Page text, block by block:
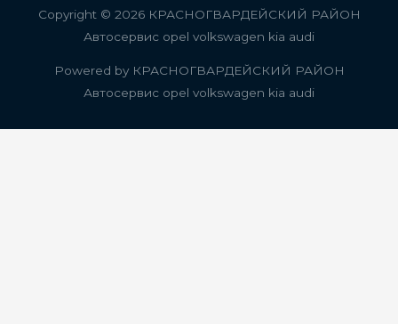
Copyright © 2026 КРАСНОГВАРДЕЙСКИЙ РАЙОН
Автосервис opel volkswagen kia audi
Powered by КРАСНОГВАРДЕЙСКИЙ РАЙОН
Автосервис opel volkswagen kia audi